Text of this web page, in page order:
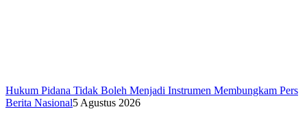
Hukum Pidana Tidak Boleh Menjadi Instrumen Membungkam Pers
Berita Nasional5 Agustus 2026